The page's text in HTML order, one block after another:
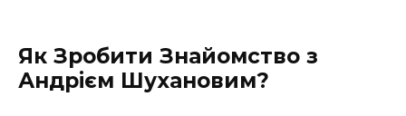
Як Зробити Знайомство з
Андрієм Шухановим?